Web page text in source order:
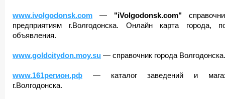
www.ivolgodonsk.com — "iVolgodonsk.com"
предприятиям г.Волгодонска. Онлайн карта города,
объявления.
www.goldcitydon.moy.su — справочник города Волгодонска.
www.161регион.рф — каталог заведений и
г.Волгодонска.